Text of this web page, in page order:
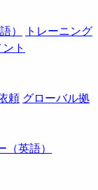
）
トレーニング
ト
頼 グローバル拠
英語）